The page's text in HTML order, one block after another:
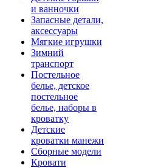
и ванночки
Запасные детали,
аксессуары
Мягкие игрушки
Зимний
транспорт
Постельное
белье, детское
постельное
белье, наборы в
кроватку
Детские
кроватки манежи
Сборные модели
Кровати